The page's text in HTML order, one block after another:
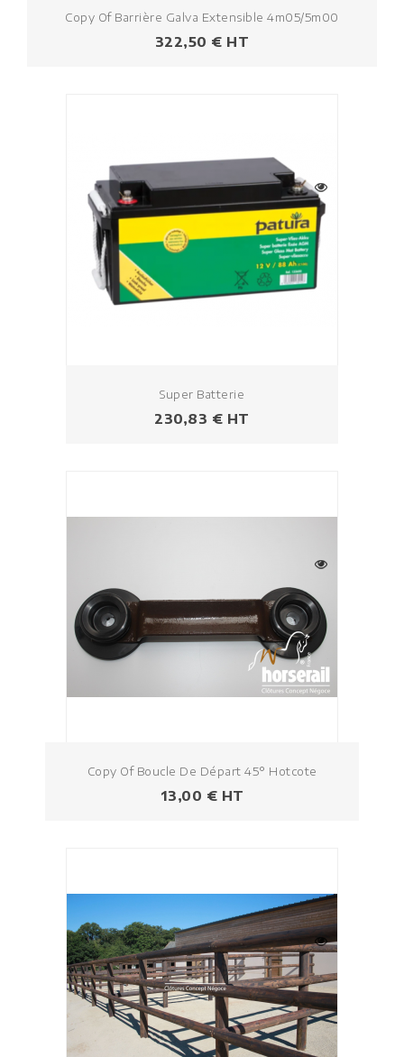
Copy Of Barrière Galva Extensible 4m05/5m00
Prezzo
322,50 € HT
Super Batterie
Prezzo
230,83 € HT
Copy Of Boucle De Départ 45° Hotcote
Prezzo
13,00 € HT